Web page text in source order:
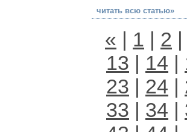
читать всю статью»
« | 1 | 2
13 | 14 |
23 | 24 |
33 | 34 |